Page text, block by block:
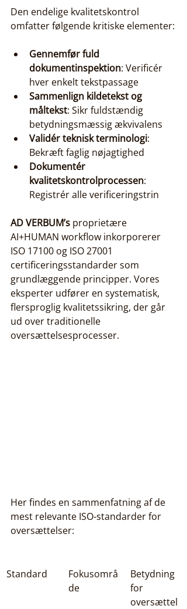
Den endelige kvalitetskontrol
omfatter følgende kritiske elementer:
Gennemfør fuld
dokumentinspektion: Verificér
hver enkelt tekstpassage
Sammenlign kildetekst og
måltekst: Sikr fuldstændig
betydningsmæssig ækvivalens
Validér teknisk terminologi:
Bekræft faglig nøjagtighed
Dokumentér
kvalitetskontrolprocessen:
Registrér alle verificeringstrin
AD VERBUM’s proprietære
AI+HUMAN workflow inkorporerer
ISO 17100 og ISO 27001
certificeringsstandarder som
grundlæggende principper. Vores
eksperter udfører en systematisk,
flersproglig kvalitetssikring, der går
ud over traditionelle
oversættelsesprocesser.
Her findes en sammenfatning af de
mest relevante ISO-standarder for
oversættelser:
Standard
Fokusområ
de
Betydning
for
oversættel